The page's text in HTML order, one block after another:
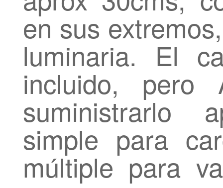
en sus
luminaria. El
incluido, pero
suministrarlo
simple para
múltiple para